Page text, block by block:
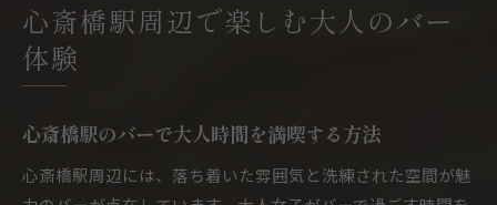
心斎橋駅バーで味わうカクテルの魅力発見
大人女子が知りたいバーのマナー集
心斎橋駅周辺で楽しむ大人のバー
体験
心斎橋駅のバーで大人時間を満喫する方法
心斎橋駅周辺には、落ち着いた雰囲気と洗練された空間が魅